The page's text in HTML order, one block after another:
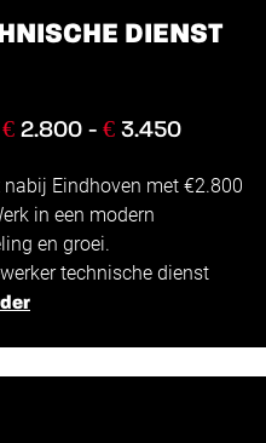
DIENST
€ 2.800 - € 3.450
Eindhoven met €2.800
in een modern
en groei.
technische dienst